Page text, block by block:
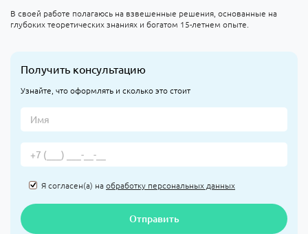
В своей работе полагаюсь на взвешенные решения, основанные на
глубоких теоретических знаниях и богатом 15-летнем опыте.
Получить консультацию
Узнайте, что оформлять и сколько это стоит
Я согласен(а) наобработку персональных данных
Отправить